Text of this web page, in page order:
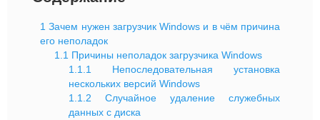
1 Зачем нужен загрузчик Windows и в чём причина
его неполадок
1.1 Причины неполадок загрузчика Windows
1.1.1
Непоследовательная установка
нескольких версий Windows
1.1.2 Случайное удаление служебных
данных с диска